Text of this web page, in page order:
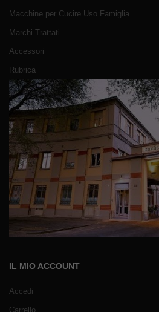
Macchine per Cucire Uso Famiglia
Marchi Trattati
Accessori
Rubrica
IL MIO ACCOUNT
Accedi
Carrello